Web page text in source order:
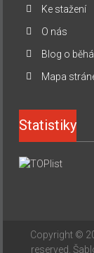
Ke stažení
O nás
Blog o
Mapa
Statistiky
Copyright ©
reserved.